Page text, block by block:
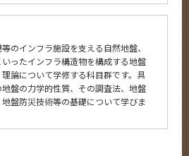
のインフラ施設を支える自然地盤、
ったインフラ構造物を構成する地盤
論について学修する科目群です。具
盤の力学的性質、その調査法、地盤
盤防災技術等の基礎について学びま